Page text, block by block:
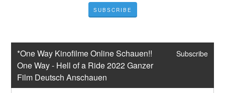
SUBSCRIBE
*One Way Kinofilme Online Schauen!!
One Way - Hell of a Ride 2022 Ganzer
Film Deutsch Anschauen
Subscribe